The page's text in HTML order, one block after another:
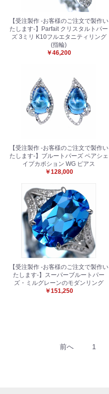
【受注製作 -お客様のご注文で製作い
たします-】Parfait クリスタルトパー
ズ 3ミリ K10フルエタニティリング
(指輪)
￥46,200
【受注製作 -お客様のご注文で製作い
たします-】ブルートパーズ ペアシェ
イプカボション WG ピアス
￥128,000
【受注製作 -お客様のご注文で製作い
たします-】スーパーブルートパー
ズ・ミルグレーンのモダンリング
￥151,250
前へ 1